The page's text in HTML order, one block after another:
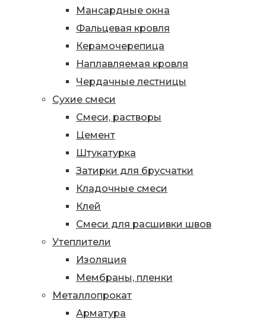
Мансардные окна
Фальцевая кровля
Керамочерепица
Наплавляемая кровля
Чердачные лестницы
Сухие смеси
Смеси, растворы
Цемент
Штукатурка
Затирки для брусчатки
Кладочные смеси
Клей
Смеси для расшивки швов
Утеплители
Изоляция
Мембраны, пленки
Металлопрокат
Арматура